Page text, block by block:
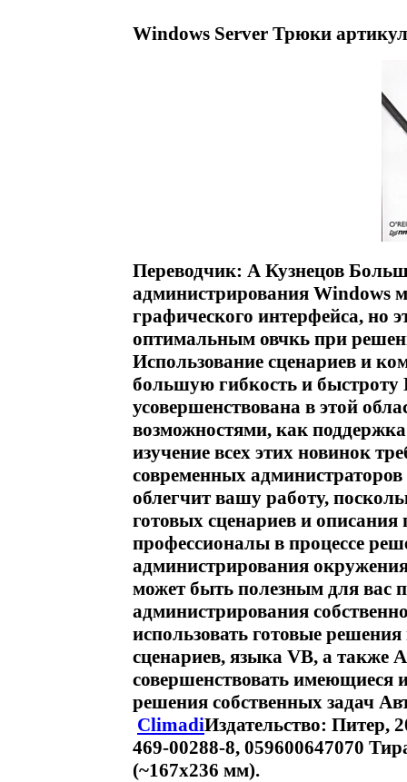
Windows Server Трюки
Переводчик: А Кузнецов
администрирования
графического интерфейса, но
оптимальным овчкь при
Использование сценариев и
большую гибкость и
усовершенствована в этой
возможностями, как
изучение всех этих новинок
современных
облегчит вашу работу,
готовых сценариев и
профессионалы в процессе
администрирования
может быть полезным для вас
администрирования
использовать готовые
сценариев, языка VB, а также
совершенствовать имеющиеся
решения собственных задач
ClimadiИздательство: Питер,
469-00288-8, 059600647070
(~167x236 мм).